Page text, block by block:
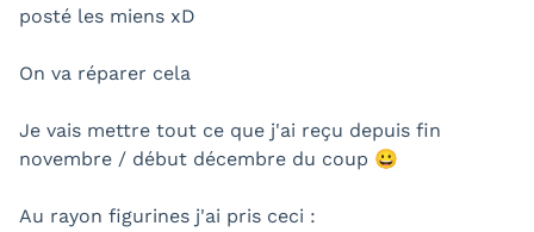
posté les miens xD
On va réparer cela
Je vais mettre tout ce que j'ai reçu depuis fin
novembre / début décembre du coup 😀
Au rayon figurines j'ai pris ceci :